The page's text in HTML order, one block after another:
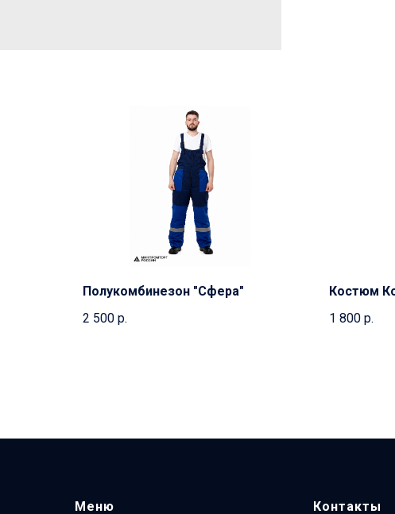
Полукомбинезон "Сфера"
2 500 р.
Костюм
1 800 р.
Меню Контакты